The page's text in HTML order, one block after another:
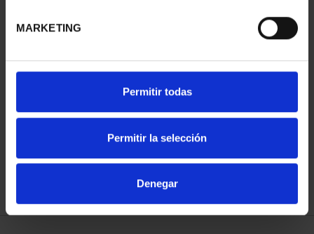
MARKETING
Permitir todas
Permitir la selección
Denegar
REALES